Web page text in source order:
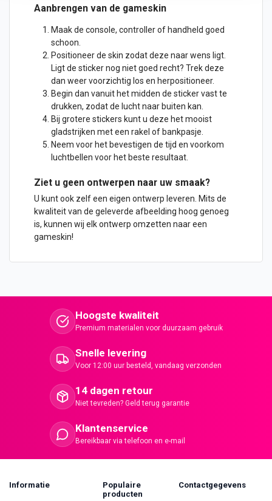
Aanbrengen van de gameskin
Maak de console, controller of handheld goed
schoon.
Positioneer de skin zodat deze naar wens ligt.
Ligt de stickernog niet goed recht? Trek deze
dan weer voorzichtig los en herpositioneer.
Begin dan vanuit het midden de sticker vast te
drukken, zodat de lucht naar buiten kan.
Bij grotere stickers kunt u deze het mooist
gladstrijken met een rakel of bankpasje.
Neem voor het bevestigen de tijd en voorkom
luchtbellen voor het beste resultaat.
Ziet u geen ontwerpen naar uw smaak?
U kunt ook zelf een eigen ontwerp leveren. Mits de
kwaliteit van de geleverde afbeelding hoog genoeg
is, kunnen wij elk ontwerp omzetten naar een
gameskin!
Hoogste kwaliteit
Premium materialen voor duurzaam gebruik
Snelle levering
Voor 12:00 uur besteld, vandaag verzonden
14 dagen retour
Niet tevreden? Geld terug garantie
Klantenservice
Bereikbaar via telefoon en e-mail
Informatie
Populaire
producten
Contactgegevens